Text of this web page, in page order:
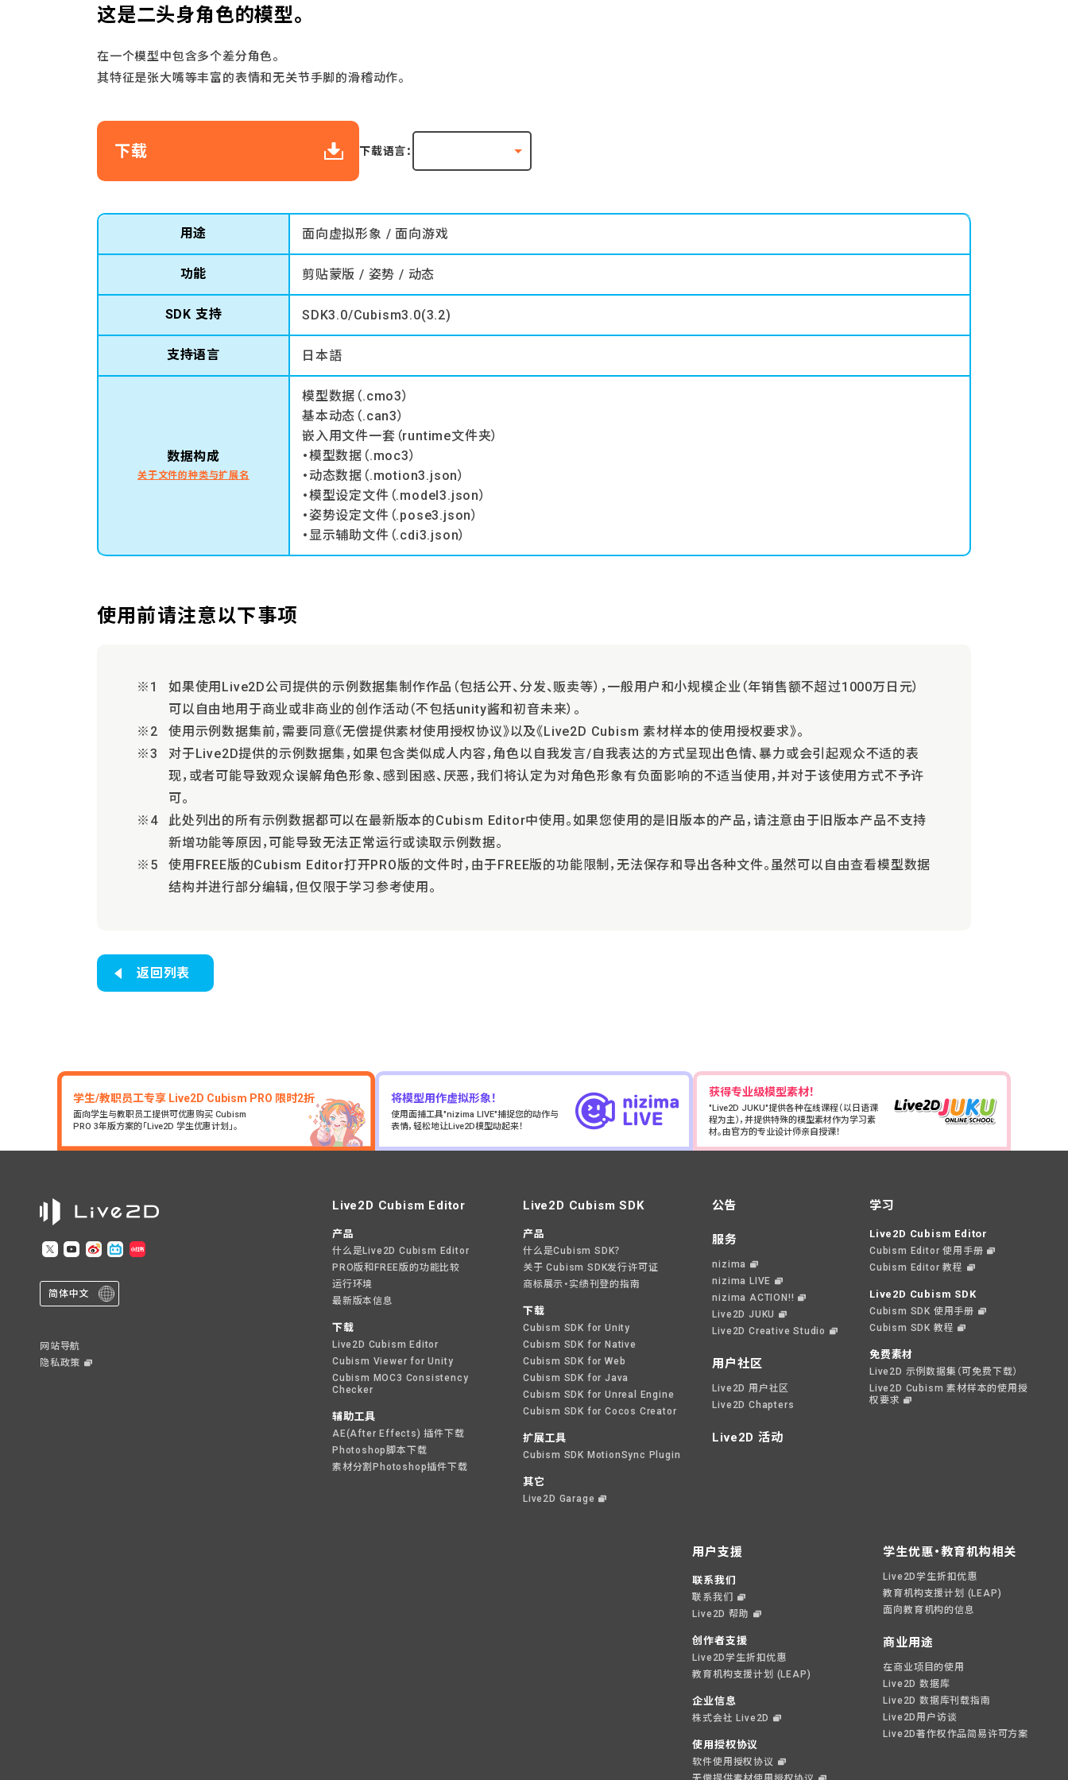
这是二头身角色的模型。
在一个模型中包含多个差分角色。
其特征是张大嘴等丰富的表情和无关节手脚的滑稽动作。
下载 下载语言：
用途 面向虚拟形象 / 面向游戏
功能 剪贴蒙版 / 姿势 / 动态
SDK 支持 SDK3.0/Cubism3.0(3.2)
支持语言 日本語
数据构成
关于文件的种类与扩展名
模型数据（.cmo3）
基本动态（.can3）
嵌入用文件一套（runtime文件夹）
・模型数据（.moc3）
・动态数据（.motion3.json）
・模型设定文件（.model3.json）
・姿势设定文件（.pose3.json）
・显示辅助文件（.cdi3.json）
使用前请注意以下事项
如果使用Live2D公司提供的示例数据集制作作品（包括公开、分发、贩卖等），一般用户和小规模企业（年销售额不超过1000万日元）
可以自由地用于商业或非商业的创作活动（不包括unity酱和初音未来）。
使用示例数据集前，需要同意《无偿提供素材使用授权协议》以及《Live2D Cubism 素材样本的使用授权要求》。
对于Live2D提供的示例数据集，如果包含类似成人内容，角色以自我发言/自我表达的方式呈现出色情、暴力或会引起观众不适的表
现，或者可能导致观众误解角色形象、感到困惑、厌恶，我们将认定为对角色形象有负面影响的不适当使用，并对于该使用方式不予许
可。
此处列出的所有示例数据都可以在最新版本的Cubism Editor中使用。如果您使用的是旧版本的产品，请注意由于旧版本产品不支持
新增功能等原因，可能导致无法正常运行或读取示例数据。
使用FREE版的Cubism Editor打开PRO版的文件时，由于FREE版的功能限制，无法保存和导出各种文件。虽然可以自由查看模型数据
结构并进行部分编辑，但仅限于学习参考使用。
返回列表
学生/教职员工专享 Live2D Cubism PRO 限时2折
面向学生与教职员工提供可优惠购买 Cubism
PRO 3年版方案的「Live2D 学生优惠计划」。
将模型用作虚拟形象！
使用面捕工具"nizima LIVE"捕捉您的动作与
表情，轻松地让Live2D模型动起来！
获得专业级模型素材！
"Live2D JUKU"提供各种在线课程（以日语课
程为主），并提供特殊的模型素材作为学习素
材。由官方的专业设计师亲自授课！
简体中文
网站导航
隐私政策
Live2D Cubism Editor
产品
什么是Live2D Cubism Editor
PRO版和FREE版的功能比较
运行环境
最新版本信息
下载
Live2D Cubism Editor
Cubism Viewer for Unity
Cubism MOC3 Consistency
Checker
辅助工具
AE(After Effects) 插件下载
Photoshop脚本下载
素材分割Photoshop插件下载
Live2D Cubism SDK
产品
什么是Cubism SDK？
关于 Cubism SDK发行许可证
商标展示・实绩刊登的指南
下载
Cubism SDK for Unity
Cubism SDK for Native
Cubism SDK for Web
Cubism SDK for Java
Cubism SDK for Unreal Engine
Cubism SDK for Cocos Creator
扩展工具
Cubism SDK MotionSync Plugin
其它
Live2D Garage
公告
服务
nizima
nizima LIVE
nizima ACTION!!
Live2D JUKU
Live2D Creative Studio
用户社区
Live2D 用户社区
Live2D Chapters
Live2D 活动
学习
Live2D Cubism Editor
Cubism Editor 使用手册
Cubism Editor 教程
Live2D Cubism SDK
Cubism SDK 使用手册
Cubism SDK 教程
免费素材
Live2D 示例数据集（可免费下载）
Live2D Cubism 素材样本的使用授
权要求
用户支援
联系我们
联系我们
Live2D 帮助
创作者支援
Live2D学生折扣优惠
教育机构支援计划 (LEAP)
企业信息
株式会社 Live2D
使用授权协议
软件使用授权协议
学生优惠・教育机构相关
Live2D学生折扣优惠
教育机构支援计划 (LEAP)
面向教育机构的信息
商业用途
在商业项目的使用
Live2D 数据库
Live2D 数据库刊载指南
Live2D用户访谈
Live2D著作权作品简易许可方案